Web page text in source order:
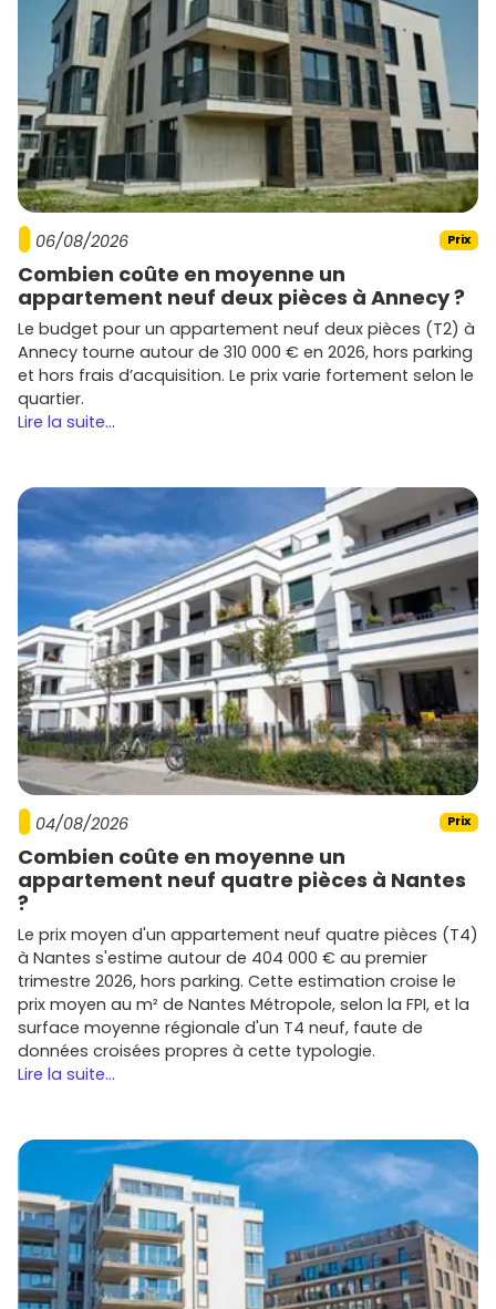
06/08/2026 Prix
Combien coûte en moyenne un
appartement neuf deux pièces à Annecy ?
Le budget pour un appartement neuf deux pièces (T2) à
Annecy tourne autour de 310 000 € en 2026, hors parking
et hors frais d’acquisition. Le prix varie fortement selon le
quartier.
Lire la suite...
04/08/2026 Prix
Combien coûte en moyenne un
appartement neuf quatre pièces à Nantes
?
Le prix moyen d'un appartement neuf quatre pièces (T4)
à Nantes s'estime autour de 404 000 € au premier
trimestre 2026, hors parking. Cette estimation croise le
prix moyen au m² de Nantes Métropole, selon la FPI, et la
surface moyenne régionale d'un T4 neuf, faute de
données croisées propres à cette typologie.
Lire la suite...